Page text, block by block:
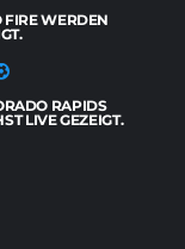
FIRE WERDEN
RAPIDS
LIVE GEZEIGT.